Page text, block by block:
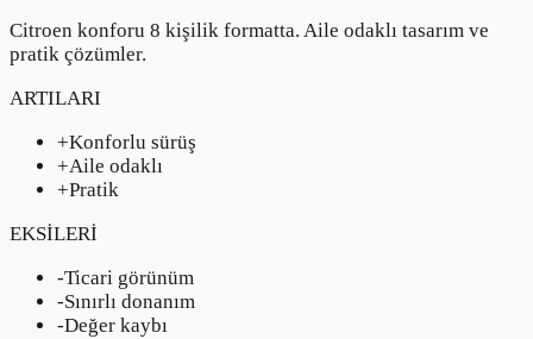
Citroen konforu 8 kişilik formatta. Aile odaklı tasarım ve
pratik çözümler.
ARTILARI
+Konforlu sürüş
+Aile odaklı
+Pratik
EKSİLERİ
-Ticari görünüm
-Sınırlı donanım
-Değer kaybı